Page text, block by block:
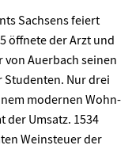
Sachsens feiert
öffnete der Arzt und
Auerbach seinen
Studenten. Nur drei
modernen Wohn-
der Umsatz. 1534
Weinsteuer der